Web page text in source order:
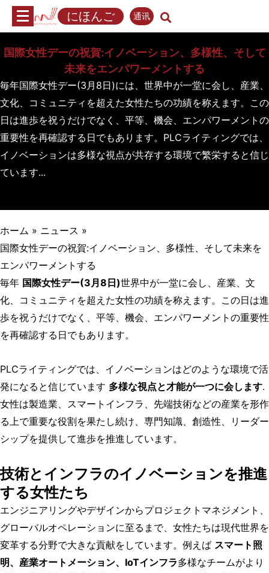
ス
ッ
プ
にほんご 通讯
国際女性デーの祝賀:イノベーション、多様性、そして
未来をエンパワーメントする
毎年国際女性デー(3月8日)には、世界中が一堂に会し、産業、
文化、コミュニティを超えた女性たちの功績を称えます。この
日は進歩を祝うだけでなく、平等、機会、エンパワーメントの
重要性を再確認する日でもあります。PLCライティングでは、
イノベーションは多様な視点が共存する環境で繁栄すると信じ
ています...
ホーム » ニュース »
国際女性デーの祝賀:イノベーション、多様性、そして未来を
エンパワーメントする
毎年 国際女性デー(3月8日)世界中が一堂に会し、産業、文
化、コミュニティを超えた女性の功績を称えます。この日は進
歩を祝うだけでなく、平等、機会、エンパワーメントの重要性
を再確認する日でもあります。
PLCライティングでは、イノベーションはどのような環境で活
発になると信じています 多様な視点と才能が一つに会します.
女性は製造業、スマートインフラ、先端技術などの産業を形作
る上で重要な役割を果たし続け、専門知識、創造性、リーダー
シップを提供して進歩を推進しています。
技術とインフラのイノベーションを推進
する女性たち
エンジニアリングやデザインからプロジェクトマネジメント、
グローバルオペレーションに至るまで、女性たちは現代世界を
変革する分野で大きな貢献をしています。例えば スマート照
明、産業オートメーション、IoTインフラ多様なチームがより